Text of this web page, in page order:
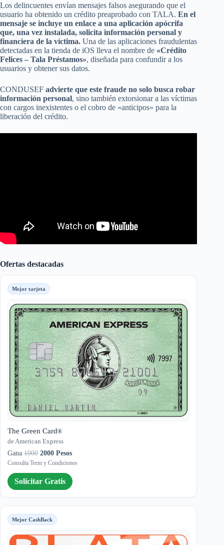
Los delincuentes envían mensajes falsos asegurando que el
usuario ha obtenido un crédito preaprobado con TALA. En el
mensaje se incluye un enlace a una aplicación apócrifa
que, una vez instalada, solicita información personal y
financiera de la víctima. Una de las aplicaciones fraudulentas
detectadas en la tienda de iOS lleva el nombre de «Crédito
Felices – Tala Préstamos», diseñada para confundir a los
usuarios y obtener sus datos.
CONDUSEF advierte que este fraude no solo busca robar
información personal, sino también extorsionar a las víctimas
con cargos inexistentes o el cobro de «anticipos» para la
liberación del crédito.
Ofertas destacadas
Mejor tarjeta
The Green Card®
de American Express
Gana 1000 2000 Pesos
Consulta Term y Condiciones
Solicitar Gratis
Mejor CashBack